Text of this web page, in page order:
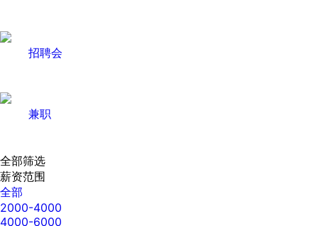
招聘会
兼职
全部筛选
薪资范围
全部
2000-4000
4000-6000